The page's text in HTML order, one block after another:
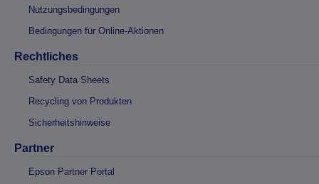
Nutzungsbedingungen
Bedingungen für Online-Aktionen
Rechtliches
Safety Data Sheets
Recycling von Produkten
Sicherheitshinweise
Partner
Epson Partner Portal